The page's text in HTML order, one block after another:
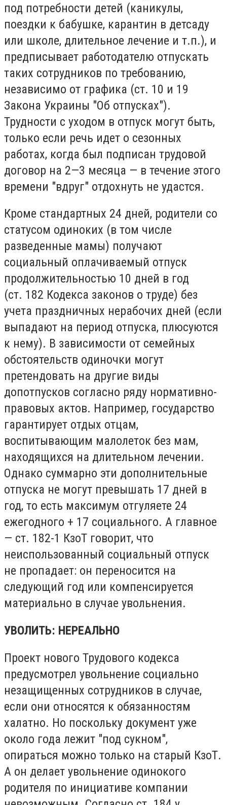
под потребности детей (каникулы,
поездки к бабушке, карантин в детсаду
или школе, длительное лечение и т.п.), и
предписывает работодателю отпускать
таких сотрудников по требованию,
независимо от графика (ст. 10 и 19
Закона Украины "Об отпусках").
Трудности с уходом в отпуск могут быть,
только если речь идет о сезонных
работах, когда был подписан трудовой
договор на 2—3 месяца — в течение этого
времени "вдруг" отдохнуть не удастся.
Кроме стандартных 24 дней, родители со
статусом одиноких (в том числе
разведенные мамы) получают
социальный оплачиваемый отпуск
продолжительностью 10 дней в год
(ст. 182 Кодекса законов о труде) без
учета праздничных нерабочих дней (если
выпадают на период отпуска, плюсуются
к нему). В зависимости от семейных
обстоятельств одиночки могут
претендовать на другие виды
допотпусков согласно ряду нормативно-
правовых актов. Например, государство
гарантирует отдых отцам,
воспитывающим малолеток без мам,
находящихся на длительном лечении.
Однако суммарно эти дополнительные
отпуска не могут превышать 17 дней в
год, то есть максимум отгуляете 24
ежегодного + 17 социального. А главное
— ст. 182-1 КзоТ говорит, что
неиспользованный социальный отпуск
не пропадает: он переносится на
следующий год или компенсируется
материально в случае увольнения.
УВОЛИТЬ: НЕРЕАЛЬНО
Проект нового Трудового кодекса
предусмотрел увольнение социально
незащищенных сотрудников в случае,
если они относятся к обязанностям
халатно. Но поскольку документ уже
около года лежит "под сукном",
опираться можно только на старый КзоТ.
А он делает увольнение одинокого
родителя по инициативе компании